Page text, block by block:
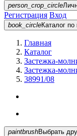
person_crop_circle
Регистрация Вход
book_circleКаталог по
Главная
Каталог
Застежка-
Застежка-
38991/08
paintbrush